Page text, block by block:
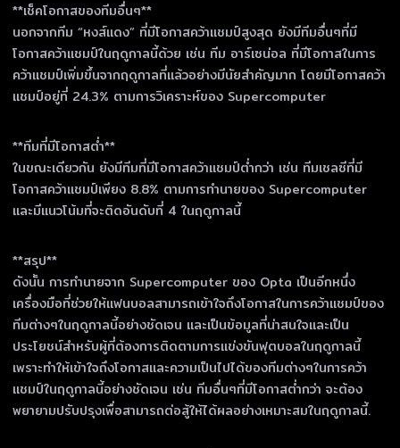
**เช็คโอกาสของทีมอื่นๆ**
นอกจากทีม “หงส์แดง” ที่มีโอกาสคว้าแชมป์สูงสุด ยังมีทีมอื่นๆที่มี
โอกาสคว้าแชมป์ในฤดูกาลนี้ด้วย เช่น ทีม อาร์เซน่อล ที่มีโอกาสในการ
คว้าแชมป์เพิ่มขึ้นจากฤดูกาลที่แล้วอย่างมีนัยสำคัญมาก โดยมีโอกาสคว้า
แชมป์อยู่ที่ 24.3% ตามการวิเคราะห์ของ Supercomputer
**ทีมที่มีโอกาสต่ำ**
ในขณะเดียวกัน ยังมีทีมที่มีโอกาสคว้าแชมป์ต่ำกว่า เช่น ทีมเชลซีที่มี
โอกาสคว้าแชมป์เพียง 8.8% ตามการทำนายของ Supercomputer
และมีแนวโน้มที่จะติดอันดับที่ 4 ในฤดูกาลนี้
**สรุป**
ดังนั้น การทำนายจาก Supercomputer ของ Opta เป็นอีกหนึ่ง
เครื่องมือที่ช่วยให้แฟนบอลสามารถเข้าใจถึงโอกาสในการคว้าแชมป์ของ
ทีมต่างๆในฤดูกาลนี้อย่างชัดเจน และเป็นข้อมูลที่น่าสนใจและเป็น
ประโยชน์สำหรับผู้ที่ต้องการติดตามการแข่งขันฟุตบอลในฤดูกาลนี้
เพราะทำให้เข้าใจถึงโอกาสและความเป็นไปได้ของทีมต่างๆในการคว้า
แชมป์ในฤดูกาลนี้อย่างชัดเจน เช่น ทีมอื่นๆที่มีโอกาสต่ำกว่า จะต้อง
พยายามปรับปรุงเพื่อสามารถต่อสู้ให้ได้ผลอย่างเหมาะสมในฤดูกาลนี้.